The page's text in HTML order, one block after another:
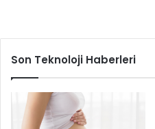
Son Teknoloji Haberleri